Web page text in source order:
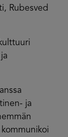
Rubesved
ja